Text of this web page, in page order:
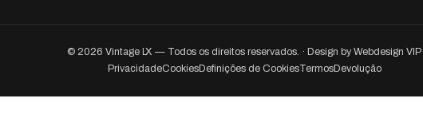
© 2026 Vintage LX — Todos os direitos reservados. · Design by Webdesign VIP
PrivacidadeCookiesDefinições de CookiesTermosDevolução